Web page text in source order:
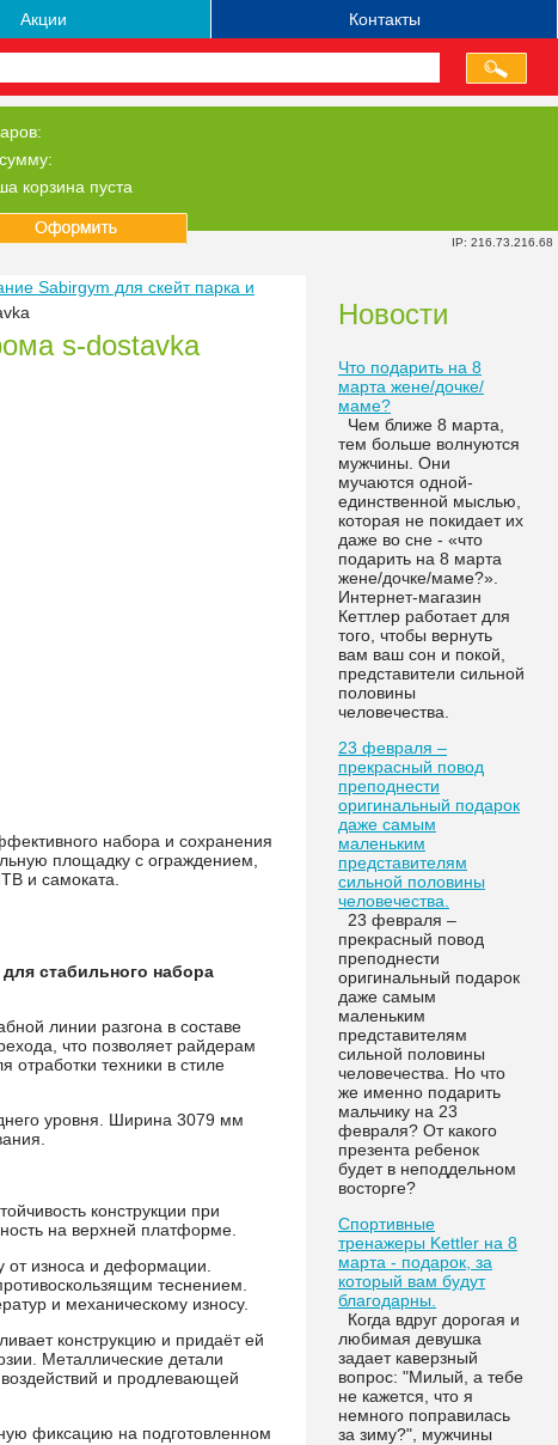
IP: 216.73.216.68
Акции Контакты
корзина пуста
Sabirgym для скейт парка и
s-dostavka
набора и сохранения
площадку с ограждением,
и самоката.
стабильного набора
линии разгона в составе
что позволяет райдерам
отработки техники в стиле
уровня. Ширина 3079 мм
конструкции при
на верхней платформе.
износа и деформации.
теснением.
и механическому износу.
конструкцию и придаёт ей
Металлические детали
и продлевающей
фиксацию на подготовленном
Новости
Что подарить на 8
марта жене/дочке/
маме?
Чем ближе 8 марта,
тем больше волнуются
мужчины. Они
мучаются одной-
единственной мыслью,
которая не покидает их
даже во сне - «что
подарить на 8 марта
жене/дочке/маме?».
Интернет-магазин
Кеттлер работает для
того, чтобы вернуть
вам ваш сон и покой,
представители сильной
половины
человечества.
23 февраля –
прекрасный повод
преподнести
оригинальный подарок
даже самым
маленьким
представителям
сильной половины
человечества.
23 февраля –
прекрасный повод
преподнести
оригинальный подарок
даже самым
маленьким
представителям
сильной половины
человечества. Но что
же именно подарить
мальчику на 23
февраля? От какого
презента ребенок
будет в неподдельном
восторге?
Спортивные
тренажеры Kettler на 8
марта - подарок, за
который вам будут
благодарны.
Когда вдруг дорогая и
любимая девушка
задает каверзный
вопрос: "Милый, а тебе
не кажется, что я
немного поправилась
за зиму?", мужчины